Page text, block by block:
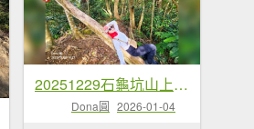
20251229石龜坑山上白石山下白石埤O走+阿姆坪
Dona圓 2026-01-04